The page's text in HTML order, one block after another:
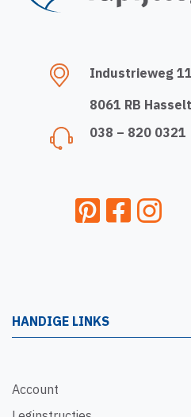
Industrieweg
8061 RB Hasselt
038 – 820 0321
HANDIGE LINKS
Account